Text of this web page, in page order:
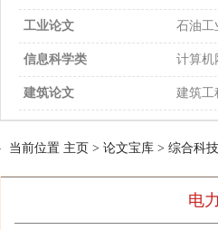
工业论文 石油工
信息科学类 计算机
建筑论文 建筑工
当前位置 主页 > 论文宝库 > 综合科技
电